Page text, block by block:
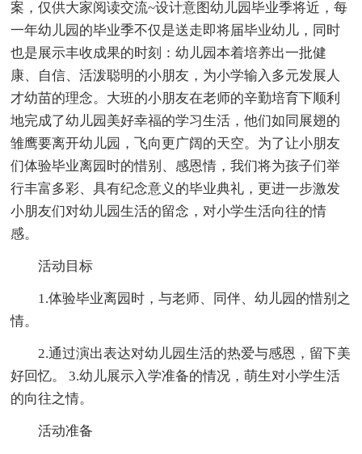
案，仅供大家阅读交流~设计意图幼儿园毕业季将近，每
一年幼儿园的毕业季不仅是送走即将届毕业幼儿，同时
也是展示丰收成果的时刻：幼儿园本着培养出一批健
康、自信、活泼聪明的小朋友，为小学输入多元发展人
才幼苗的理念。大班的小朋友在老师的辛勤培育下顺利
地完成了幼儿园美好幸福的学习生活，他们如同展翅的
雏鹰要离开幼儿园，飞向更广阔的天空。为了让小朋友
们体验毕业离园时的惜别、感恩情，我们将为孩子们举
行丰富多彩、具有纪念意义的毕业典礼，更进一步激发
小朋友们对幼儿园生活的留念，对小学生活向往的情
感。
活动目标
1.体验毕业离园时，与老师、同伴、幼儿园的惜别之
情。
2.通过演出表达对幼儿园生活的热爱与感恩，留下美
好回忆。 3.幼儿展示入学准备的情况，萌生对小学生活
的向往之情。
活动准备